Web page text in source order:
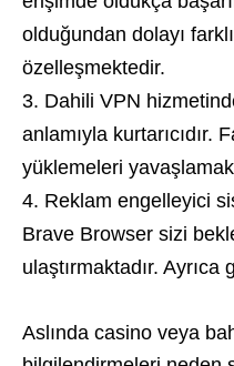
olduğundan dolayı
özelleşmektedir.
Dahili VPN
anlamıyla kurtarıcıdır.
yüklemeleri
Reklam engelleyici
Brave Browser sizi
ulaştırmaktadır.
Aslında casino veya